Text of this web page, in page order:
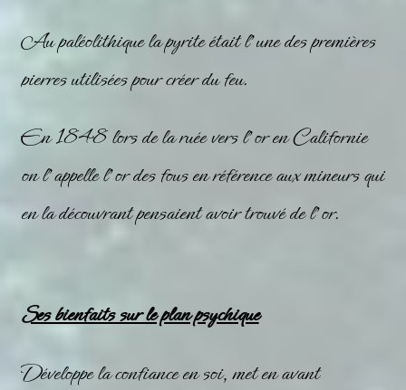
Au paléolithique la pyrite était l’une des premières
pierres utilisées pour créer du feu.
En 1848 lors de la ruée vers l’or en Californie
on l’appelle l’or des fous en référence aux mineurs qui
en la découvrant pensaient avoir trouvé de l’or.
Ses bienfaits sur le plan psychique
Développe la confiance en soi, met en avant